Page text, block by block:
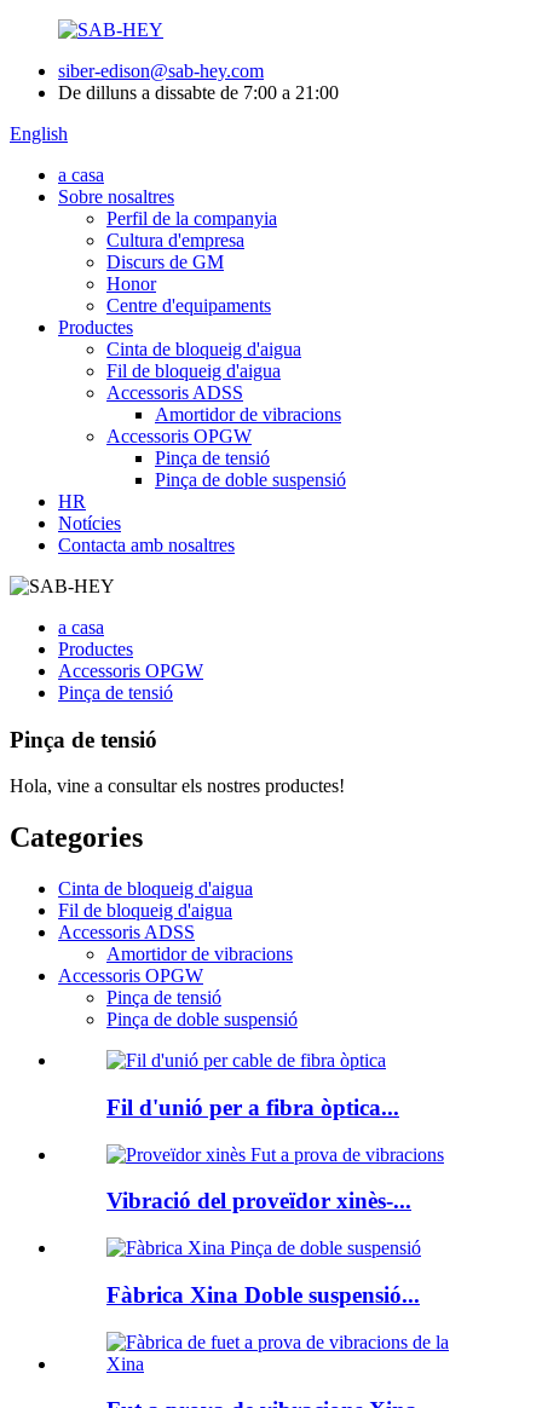
siber-edison@sab-hey.com
De dilluns a dissabte de 7:00 a 21:00
English
a casa
Sobre nosaltres
Perfil de la companyia
Cultura d'empresa
Discurs de GM
Honor
Centre d'equipaments
Productes
Cinta de bloqueig d'aigua
Fil de bloqueig d'aigua
Accessoris ADSS
Amortidor de vibracions
Accessoris OPGW
Pinça de tensió
Pinça de doble suspensió
HR
Notícies
Contacta amb nosaltres
a casa
Productes
Accessoris OPGW
Pinça de tensió
Pinça de tensió
Hola, vine a consultar els nostres productes!
Categories
Cinta de bloqueig d'aigua
Fil de bloqueig d'aigua
Accessoris ADSS
Amortidor de vibracions
Accessoris OPGW
Pinça de tensió
Pinça de doble suspensió
Fil d'unió per a fibra òptica...
Vibració del proveïdor xinès-...
Fàbrica Xina Doble suspensió...